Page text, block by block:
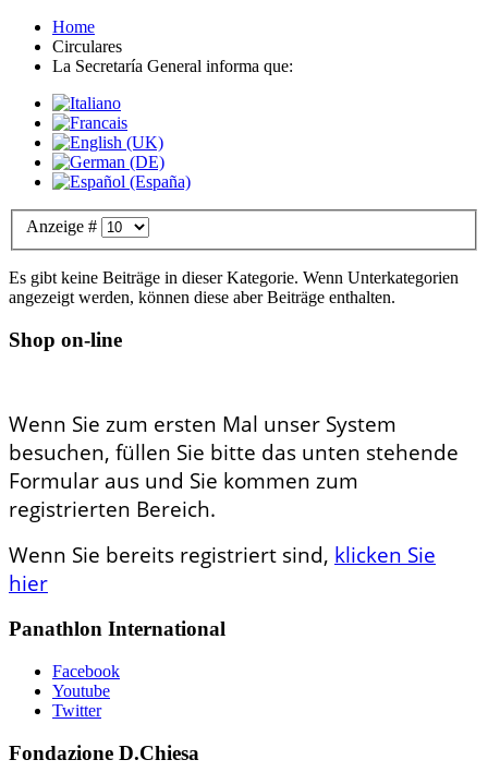
Home
Circulares
La Secretaría General informa que:
Anzeige #
Es gibt keine Beiträge in dieser Kategorie. Wenn Unterkategorien
angezeigt werden, können diese aber Beiträge enthalten.
Shop on-line
Wenn Sie zum ersten Mal unser System
besuchen, füllen Sie bitte das unten stehende
Formular aus und Sie kommen zum
registrierten Bereich.
Wenn Sie bereits registriert sind, klicken Sie
hier
Panathlon International
Facebook
Youtube
Twitter
Fondazione D.Chiesa